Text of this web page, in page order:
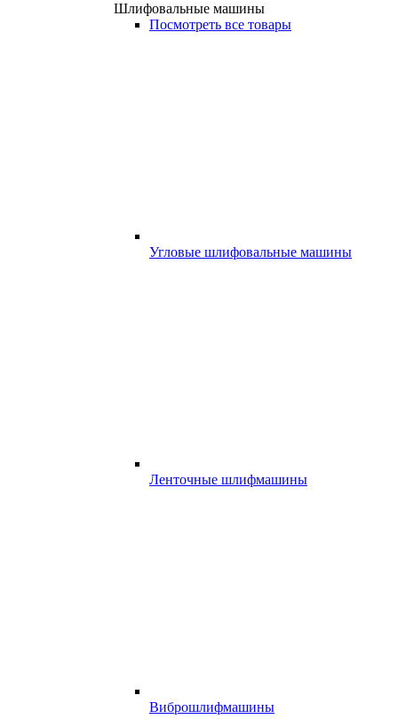
Шлифовальные машины
Посмотреть все товары
Угловые шлифовальные машины
Ленточные шлифмашины
Виброшлифмашины